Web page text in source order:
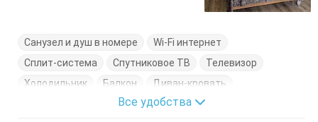
Санузел и душ в номере
Wi-Fi интернет
Сплит-система
Спутниковое ТВ
Телевизор
Холодильник
Балкон
Диван-кровать
Кровати односпальные
Кровать двуспальная
Все удобства